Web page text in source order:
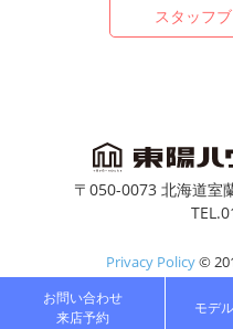
スタッフ
〒050-0073 北海道室
Privacy Policy©
お問い合わせ
来店予約
モデ